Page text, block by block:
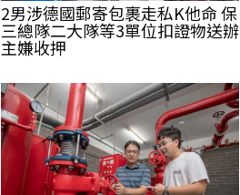
2男涉德國郵寄包裹走私K他命 保
三總隊二大隊等3單位扣證物送辦
主嫌收押